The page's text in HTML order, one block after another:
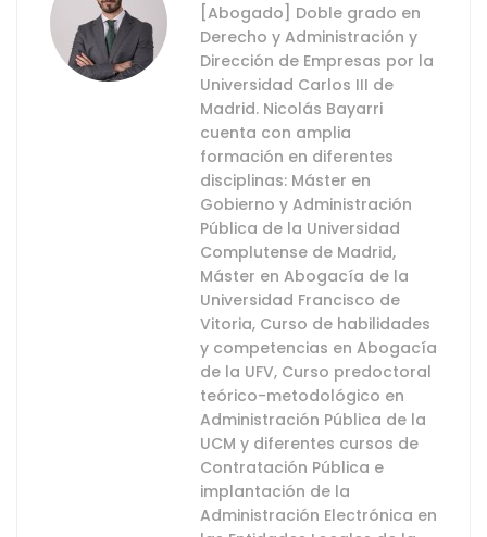
[Abogado] Doble grado en
Derecho y Administración y
Dirección de Empresas por la
Universidad Carlos III de
Madrid. Nicolás Bayarri
cuenta con amplia
formación en diferentes
disciplinas: Máster en
Gobierno y Administración
Pública de la Universidad
Complutense de Madrid,
Máster en Abogacía de la
Universidad Francisco de
Vitoria, Curso de habilidades
y competencias en Abogacía
de la UFV, Curso predoctoral
teórico-metodológico en
Administración Pública de la
UCM y diferentes cursos de
Contratación Pública e
implantación de la
Administración Electrónica en